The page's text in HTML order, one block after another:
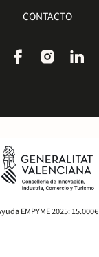
CONTACTO
EMPYME 2025: 15.000€